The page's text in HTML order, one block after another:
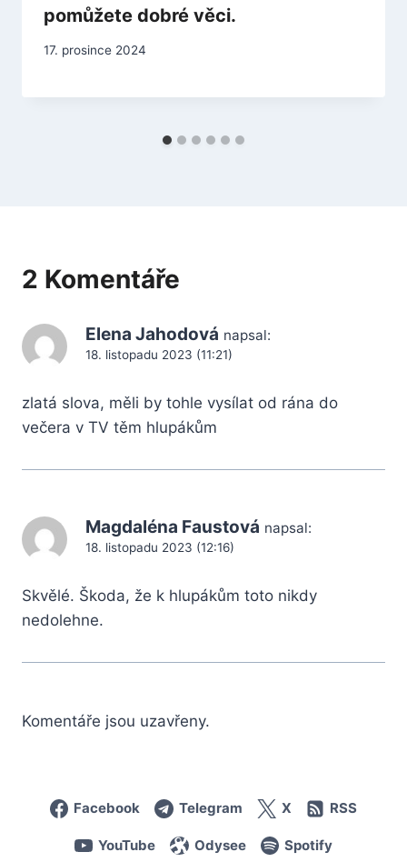
pomůžete dobré věci.
17. prosince 2024
2 Komentáře
Elena Jahodová napsal:
18. listopadu 2023 (11:21)
zlatá slova, měli by tohle vysílat od rána do
večera v TV těm hlupákům
Magdaléna Faustová napsal:
18. listopadu 2023 (12:16)
Skvělé. Škoda, že k hlupákům toto nikdy
nedolehne.
Komentáře jsou uzavřeny.
Facebook Telegram X RSS
YouTube Odysee Spotify